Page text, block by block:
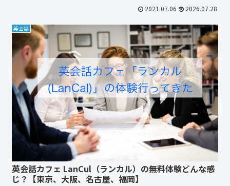
2021.07.06 2026.07.28
英会話
英会話カフェ LanCul（ランカル）の無料体験どんな感
じ？【東京、大阪、名古屋、福岡】